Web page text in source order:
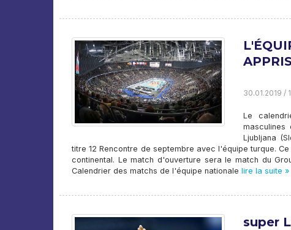
30.01.2019 /
Le
Ljubljana
titre 12 Rencontre de septembre avec l'équipe turque.
continental. Le match d'ouverture sera le match du
Calendrier des matchs de l'équipe nationale lire la suite »
super